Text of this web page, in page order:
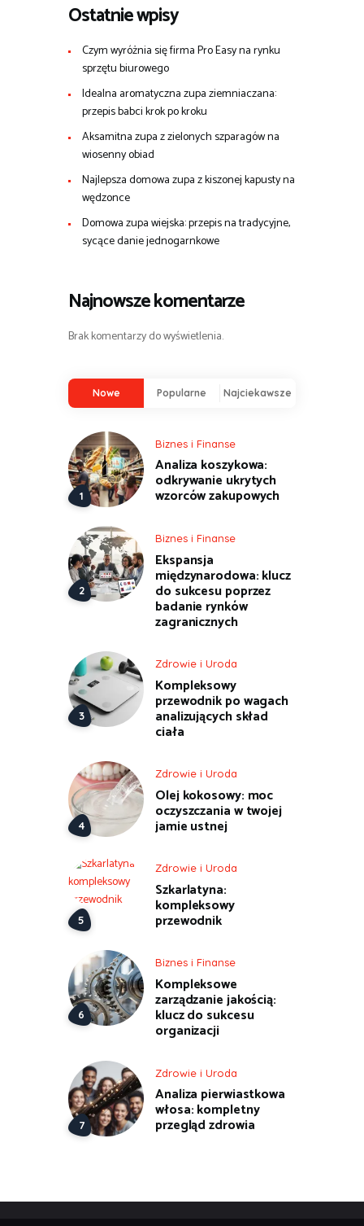
Ostatnie wpisy
Czym wyróżnia się firma Pro Easy na rynku
sprzętu biurowego
Idealna aromatyczna zupa ziemniaczana:
przepis babci krok po kroku
Aksamitna zupa z zielonych szparagów na
wiosenny obiad
Najlepsza domowa zupa z kiszonej kapusty na
wędzonce
Domowa zupa wiejska: przepis na tradycyjne,
sycące danie jednogarnkowe
Najnowsze komentarze
Brak komentarzy do wyświetlenia.
Nowe Popularne Najciekawsze
Biznes i Finanse
Analiza koszykowa:
odkrywanie ukrytych
wzorców zakupowych
Biznes i Finanse
Ekspansja
międzynarodowa: klucz
do sukcesu poprzez
badanie rynków
zagranicznych
Zdrowie i Uroda
Kompleksowy
przewodnik po wagach
analizujących skład
ciała
Zdrowie i Uroda
Olej kokosowy: moc
oczyszczania w twojej
jamie ustnej
Zdrowie i Uroda
Szkarlatyna:
kompleksowy
przewodnik
Biznes i Finanse
Kompleksowe
zarządzanie jakością:
klucz do sukcesu
organizacji
Zdrowie i Uroda
Analiza pierwiastkowa
włosa: kompletny
przegląd zdrowia